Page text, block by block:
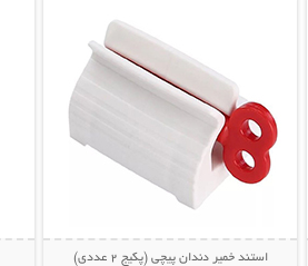
استند خمیر دندان پیچی (پکیج 2 عددی)